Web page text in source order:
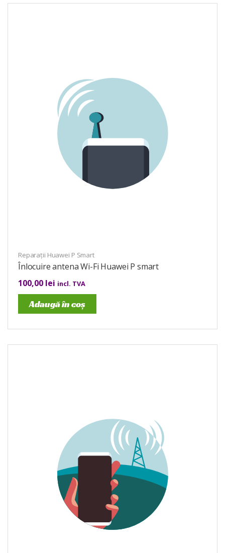
Reparații Huawei P Smart
Înlocuire antena Wi-Fi Huawei P smart
100,00 lei incl. TVA
Adaugă în coș